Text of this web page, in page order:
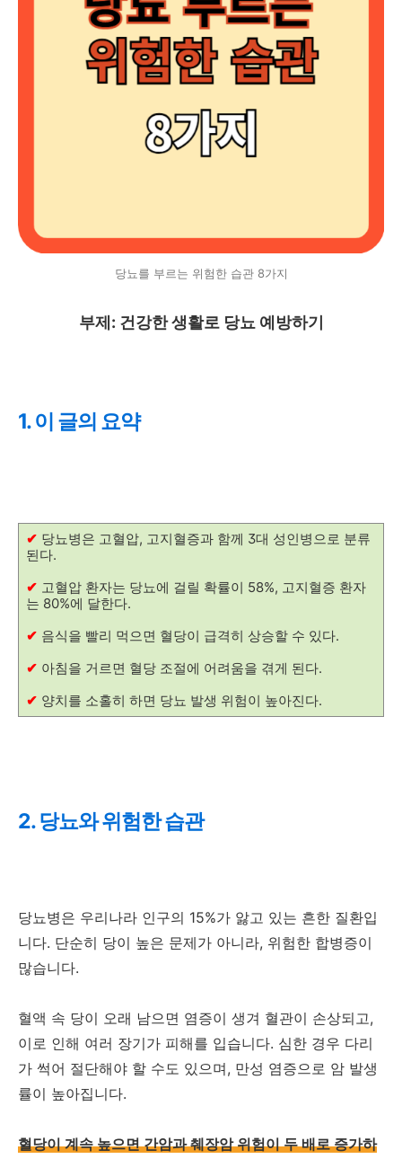
당뇨를 부르는 위험한 습관 8가지
부제: 건강한 생활로 당뇨 예방하기
1. 이 글의 요약
✔ 당뇨병은 고혈압, 고지혈증과 함께 3대 성인병으로 분류
된다.
✔ 고혈압 환자는 당뇨에 걸릴 확률이 58%, 고지혈증 환자
는 80%에 달한다.
✔ 음식을 빨리 먹으면 혈당이 급격히 상승할 수 있다.
✔ 아침을 거르면 혈당 조절에 어려움을 겪게 된다.
✔ 양치를 소홀히 하면 당뇨 발생 위험이 높아진다.
2. 당뇨와 위험한 습관
당뇨병은 우리나라 인구의 15%가 앓고 있는 흔한 질환입
니다. 단순히 당이 높은 문제가 아니라, 위험한 합병증이
많습니다.
혈액 속 당이 오래 남으면 염증이 생겨 혈관이 손상되고,
이로 인해 여러 장기가 피해를 입습니다. 심한 경우 다리
가 썩어 절단해야 할 수도 있으며, 만성 염증으로 암 발생
률이 높아집니다.
혈당이 계속 높으면 간암과 췌장암 위험이 두 배로 증가하